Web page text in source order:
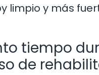
limpio y más
tiempo
de